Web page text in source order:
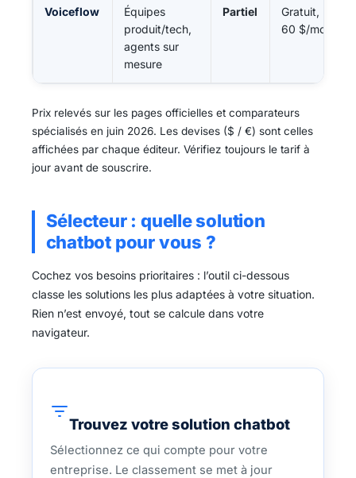
Voiceflow
Équipes
produit/tech,
agents sur
mesure
Partiel
Gratuit, puis
60 $/mois
Prix relevés sur les pages officielles et comparateurs
spécialisés en juin 2026. Les devises ($ / €) sont celles
affichées par chaque éditeur. Vérifiez toujours le tarif à
jour avant de souscrire.
Sélecteur : quelle solution
chatbot pour vous ?
Cochez vos besoins prioritaires : l’outil ci-dessous
classe les solutions les plus adaptées à votre situation.
Rien n’est envoyé, tout se calcule dans votre
navigateur.
Trouvez votre solution chatbot
Sélectionnez ce qui compte pour votre
entreprise. Le classement se met à jour